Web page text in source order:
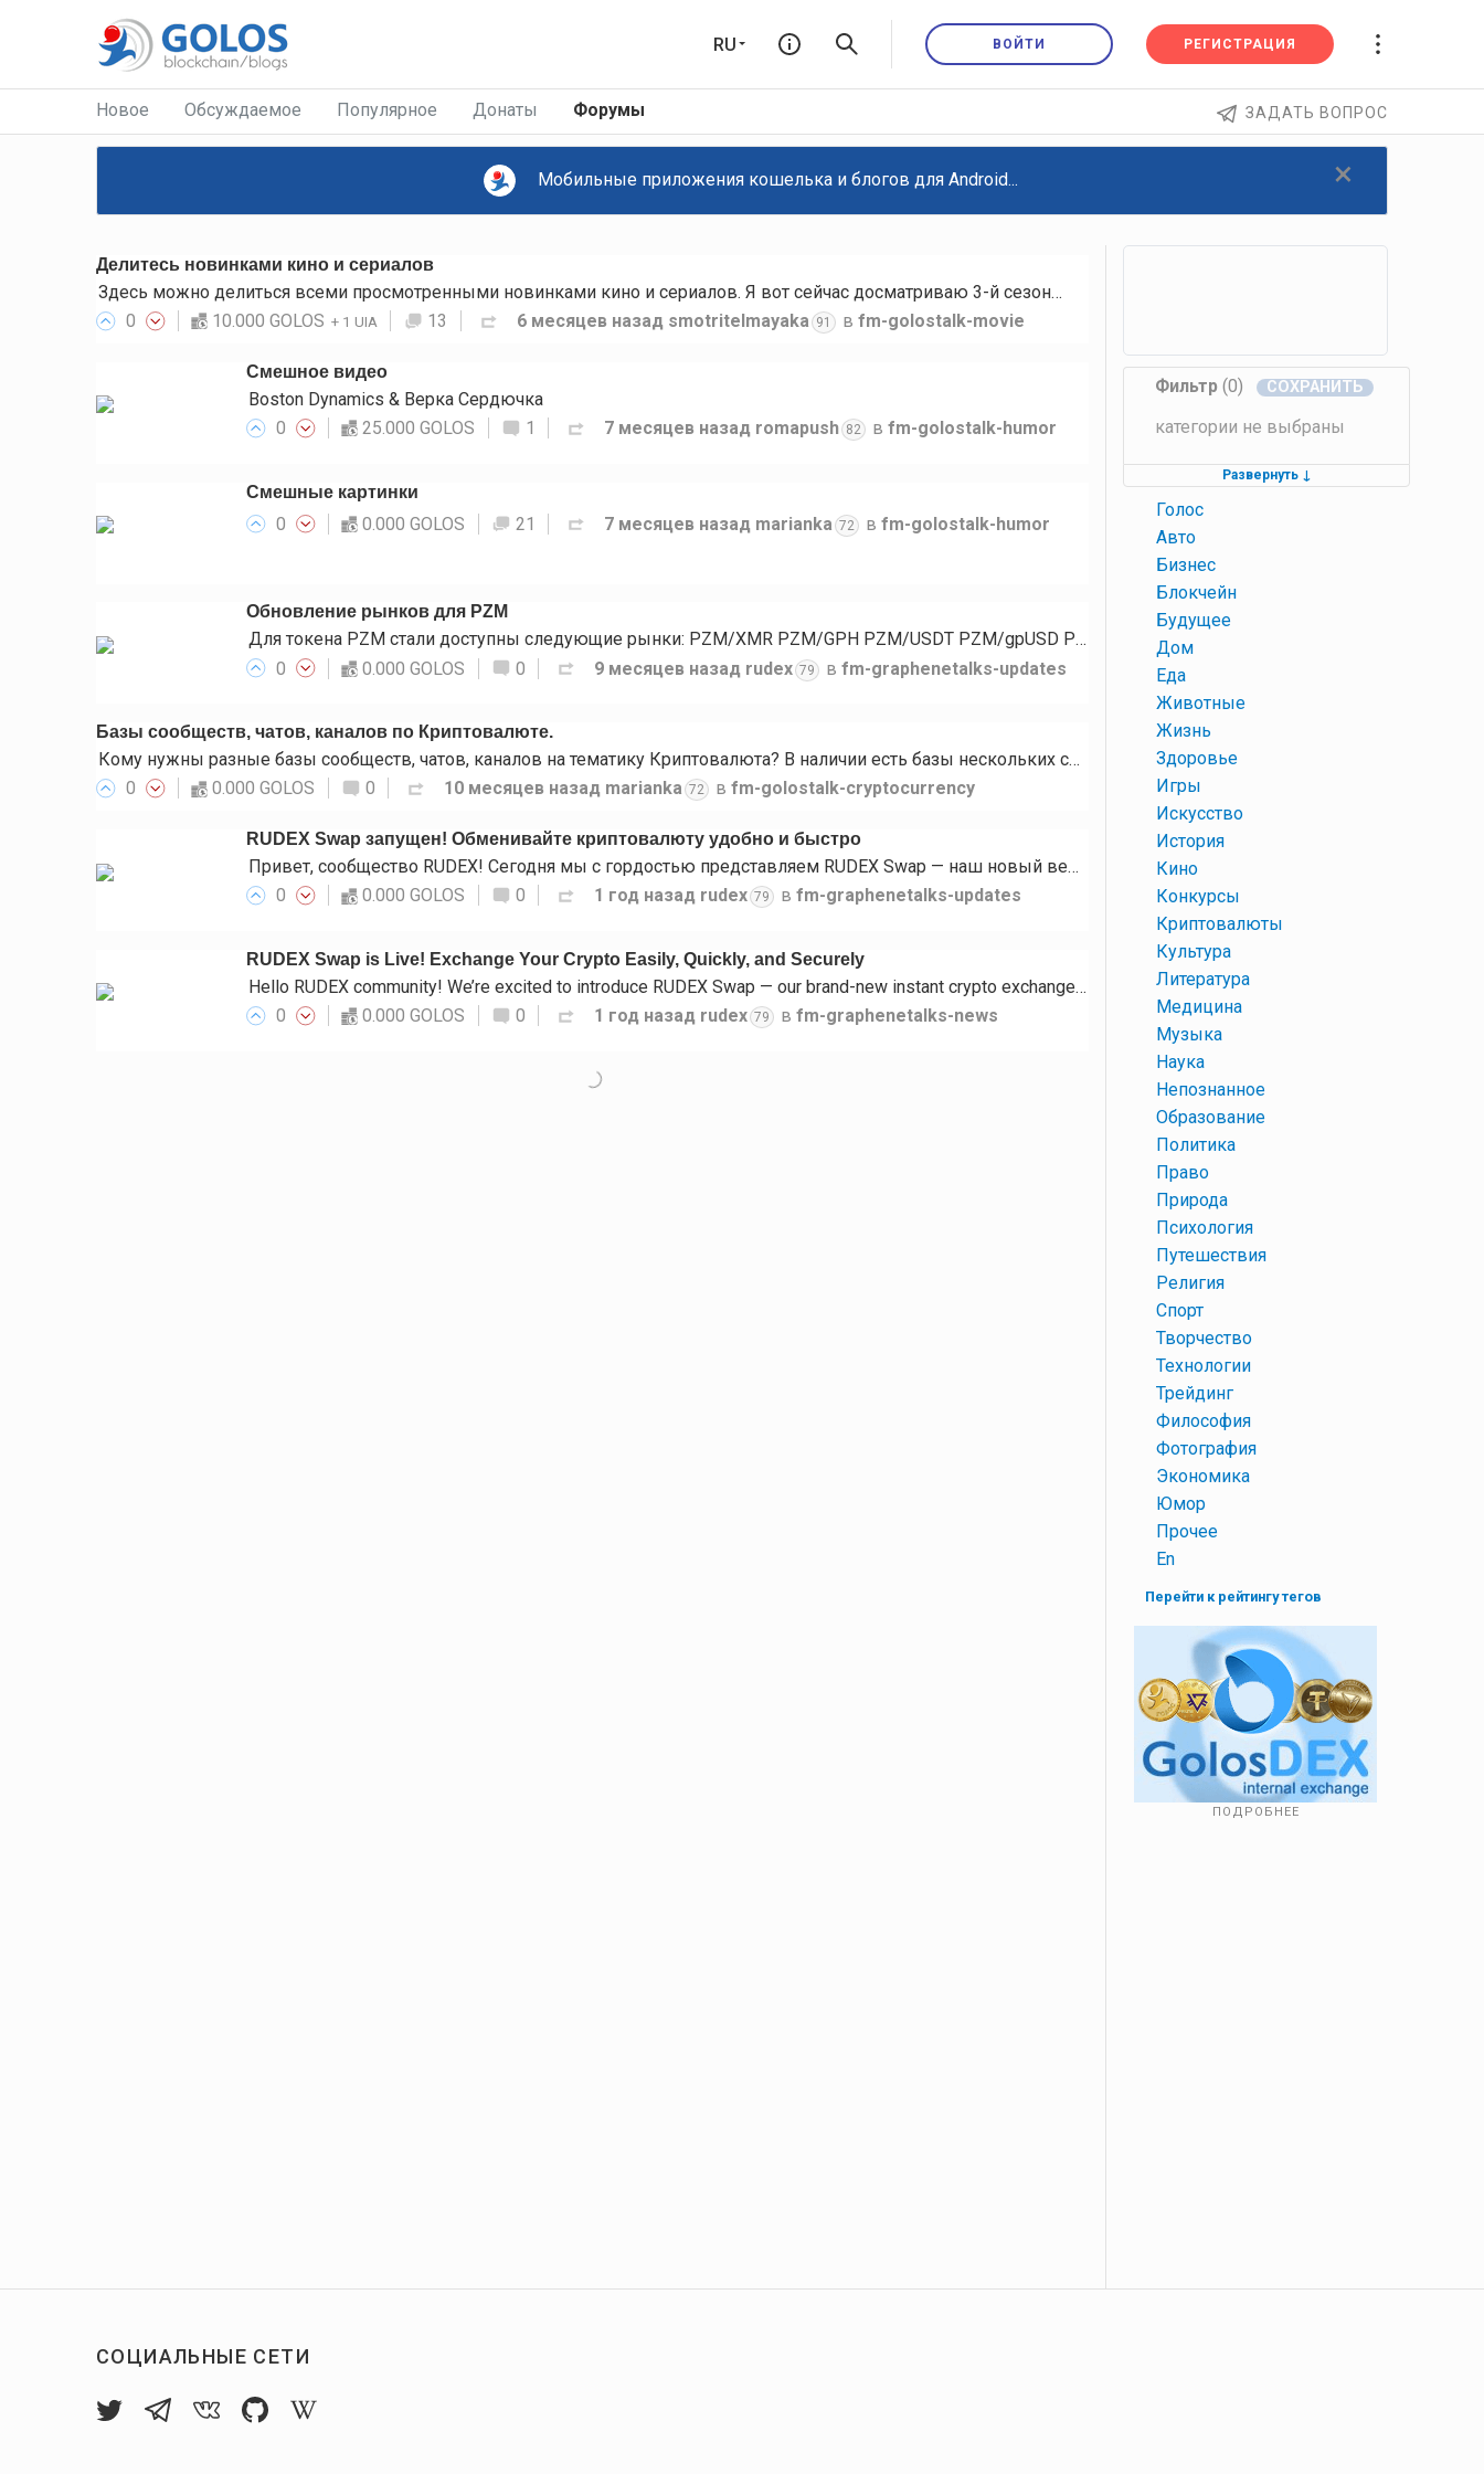
RU ВОЙТИ РЕГИСТРАЦИЯ
ЗАДАТЬ ВОПРОС
Новое Обсуждаемое Популярное Донаты Форумы
×
Мобильные приложения кошелька и блогов для Android...
Делитесь новинками кино и сериалов
Здесь можно делиться всеми просмотренными новинками кино и сериалов. Я вот сейчас досматриваю 3-й сезон…
0
10.000 GOLOS + 1 UIA 13 6 месяцев назад smotritelmayaka 91 в fm-golostalk-movie
Смешное видео
Boston Dynamics & Верка Сердючка
0
25.000 GOLOS 1 7 месяцев назад romapush 82 в fm-golostalk-humor
Смешные картинки
0 0.000 GOLOS 21 7 месяцев назад marianka 72 в fm-golostalk-humor
Обновление рынков для PZM
Для токена PZM стали доступны следующие рынки: PZM/XMR PZM/GPH PZM/USDT PZM/gpUSD PZM/gpEUR…
0
0.000 GOLOS 0 9 месяцев назад rudex 79 в fm-graphenetalks-updates
Базы сообществ, чатов, каналов по Криптовалюте.
Кому нужны разные базы сообществ, чатов, каналов на тематику Криптовалюта? В наличии есть базы нескольких социальных…
0
0.000 GOLOS 0 10 месяцев назад marianka 72 в fm-golostalk-cryptocurrency
RUDEX Swap запущен! Обменивайте криптовалюту удобно и быстро
Привет, сообщество RUDEX! Сегодня мы с гордостью представляем RUDEX Swap — наш новый веб-интерфейс мгновенного…
0
0.000 GOLOS 0 1 год назад rudex 79 в fm-graphenetalks-updates
RUDEX Swap is Live! Exchange Your Crypto Easily, Quickly, and Securely
Hello RUDEX community! We’re excited to introduce RUDEX Swap — our brand-new instant crypto exchange interface…
0
0.000 GOLOS 0 1 год назад rudex 79 в fm-graphenetalks-news
Фильтр (0)
категории не выбраны
Развернуть↓
Голос
Авто
Бизнес
Блокчейн
Будущее
Дом
Еда
Животные
Жизнь
Здоровье
Игры
Искусство
История
Кино
Конкурсы
Криптовалюты
Культура
Литература
Медицина
Музыка
Наука
Непознанное
Образование
Политика
Право
Природа
Психология
Путешествия
Религия
Спорт
Творчество
Технологии
Трейдинг
Философия
Фотография
Экономика
Юмор
Прочее
En
Перейти к рейтингу тегов
ПОДРОБНЕЕ
СОЦИАЛЬНЫЕ СЕТИ